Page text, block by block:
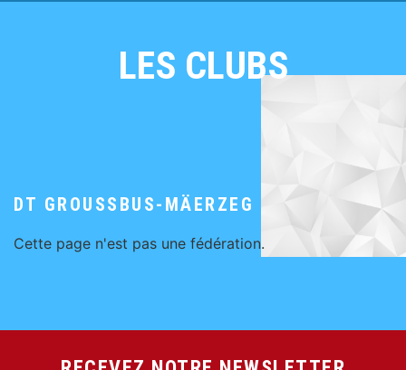
LES CLUBS
DT GROUSSBUS-MÄERZEG
Cette page n'est pas une fédération.